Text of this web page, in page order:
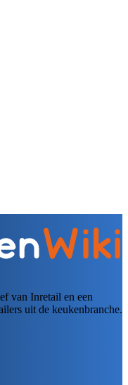
van Inretail en een
uit de keukenbranche.